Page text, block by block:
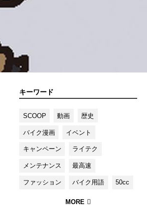
キーワード
SCOOP 動画 歴史
バイク漫画 イベント
キャンペーン ライテク
メンテナンス 最高速
ファッション バイク用語 50cc